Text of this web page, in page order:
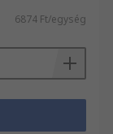
6874 Ft/egység